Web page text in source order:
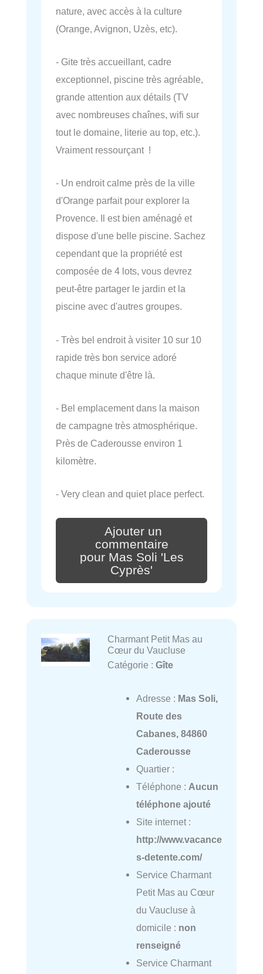
nature, avec accès à la culture
(Orange, Avignon, Uzès, etc).
- Gite très accueillant, cadre
exceptionnel, piscine très agréable,
grande attention aux détails (TV
avec nombreuses chaînes, wifi sur
tout le domaine, literie au top, etc.).
Vraiment ressourçant !
- Un endroit calme près de la ville
d'Orange parfait pour explorer la
Provence. Il est bien aménagé et
dispose d'une belle piscine. Sachez
cependant que la propriété est
composée de 4 lots, vous devrez
peut-être partager le jardin et la
piscine avec d'autres groupes.
- Très bel endroit à visiter 10 sur 10
rapide très bon service adoré
chaque minute d'être là.
- Bel emplacement dans la maison
de campagne très atmosphérique.
Près de Caderousse environ 1
kilomètre.
- Very clean and quiet place perfect.
Ajouter un
commentaire
pour Mas Soli 'Les
Cyprès'
Charmant Petit Mas au
Cœur du Vaucluse
Catégorie : Gîte
Adresse : Mas Soli,
Route des
Cabanes, 84860
Caderousse
Quartier :
Téléphone : Aucun
téléphone ajouté
Site internet :
http://www.vacance
s-detente.com/
Service Charmant
Petit Mas au Cœur
du Vaucluse à
domicile : non
renseigné
Service Charmant